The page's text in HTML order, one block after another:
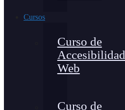
Cursos
Curso de
Accesibilidad
Web
Curso de